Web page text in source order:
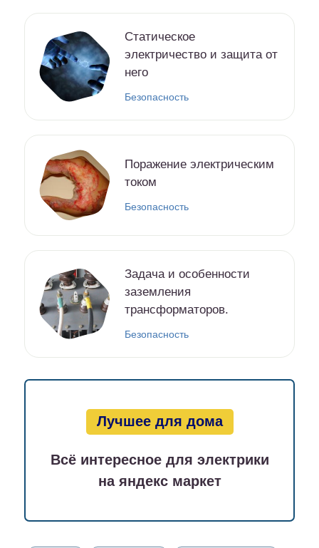
Статическое
электричество и защита от
него
Безопасность
Поражение электрическим
током
Безопасность
Задача и особенности
заземления
трансформаторов.
Безопасность
Лучшее для дома
Всё интересное для электрики
на яндекс маркет